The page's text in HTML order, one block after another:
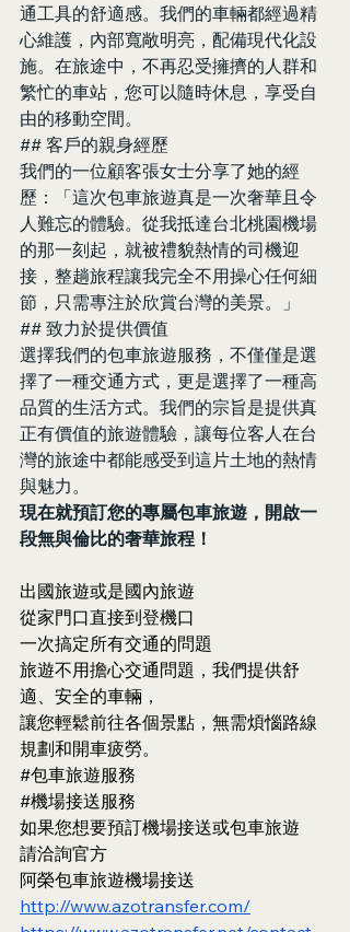
通工具的舒適感。我們的車輛都經過精
心維護，內部寬敞明亮，配備現代化設
施。在旅途中，不再忍受擁擠的人群和
繁忙的車站，您可以隨時休息，享受自
由的移動空間。
## 客戶的親身經歷
我們的一位顧客張女士分享了她的經
歷：「這次包車旅遊真是一次奢華且令
人難忘的體驗。從我抵達台北桃園機場
的那一刻起，就被禮貌熱情的司機迎
接，整趟旅程讓我完全不用操心任何細
節，只需專注於欣賞台灣的美景。」
## 致力於提供價值
選擇我們的包車旅遊服務，不僅僅是選
擇了一種交通方式，更是選擇了一種高
品質的生活方式。我們的宗旨是提供真
正有價值的旅遊體驗，讓每位客人在台
灣的旅途中都能感受到這片土地的熱情
與魅力。
現在就預訂您的專屬包車旅遊，開啟一
段無與倫比的奢華旅程！
出國旅遊或是國內旅遊
從家門口直接到登機口
一次搞定所有交通的問題
旅遊不用擔心交通問題，我們提供舒
適、安全的車輛，
讓您輕鬆前往各個景點，無需煩惱路線
規劃和開車疲勞。
#包車旅遊服務
#機場接送服務
如果您想要預訂機場接送或包車旅遊
請洽詢官方
阿榮包車旅遊機場接送
http://www.azotransfer.com/